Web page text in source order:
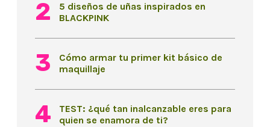
5 diseños de uñas inspirados en
BLACKPINK
Cómo armar tu primer kit básico de
maquillaje
TEST: ¿qué tan inalcanzable eres para
quien se enamora de ti?